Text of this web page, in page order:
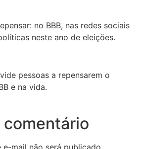
no BBB, nas redes sociais
neste ano de eleições.
pessoas a repensarem o
e na vida.
comentário
e-mail não será publicado.